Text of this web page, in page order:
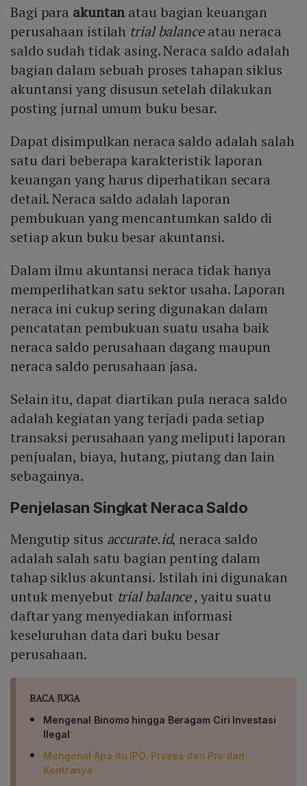
Bagi para akuntan atau bagian keuangan
perusahaan istilah trial balanceatau neraca
saldo sudah tidak asing. Neraca saldo adalah
bagian dalam sebuah proses tahapan siklus
akuntansi yang disusun setelah dilakukan
posting jurnal umum buku besar.
Dapat disimpulkan neraca saldo adalah salah
satu dari beberapa karakteristik laporan
keuangan yang harus diperhatikan secara
detail. Neraca saldo adalah laporan
pembukuan yang mencantumkan saldo di
setiap akun buku besar akuntansi.
Dalam ilmu akuntansi neraca tidak hanya
memperlihatkan satu sektor usaha. Laporan
neraca ini cukup sering digunakan dalam
pencatatan pembukuan suatu usaha baik
neraca saldo perusahaan dagang maupun
neraca saldo perusahaan jasa.
Selain itu, dapat diartikan pula neraca saldo
adalah kegiatan yang terjadi pada setiap
transaksi perusahaan yang meliputi laporan
penjualan, biaya, hutang, piutang dan lain
sebagainya.
Penjelasan Singkat Neraca Saldo
Mengutip situs accurate.id, neraca saldo
adalah salah satu bagian penting dalam
tahap siklus akuntansi. Istilah ini digunakan
untuk menyebut trial balance, yaitu suatu
daftar yang menyediakan informasi
keseluruhan data dari buku besar
perusahaan.
BACA JUGA
Mengenal Binomo hingga Beragam Ciri Investasi
Ilegal
Mengenal Apa Itu IPO, Proses dan Pro dan
Kontranya